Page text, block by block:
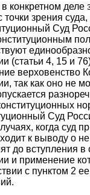
конкретном деле
точки зрения
Суд
(статьи 4, 15 и
верховенство
так как оно не
Суд
когда суд
к выводу о
до вступления в
и применение
с пунктом 2